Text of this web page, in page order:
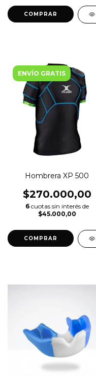
COMPRAR
ENVÍO GRATIS
Hombrera XP 500
$270.000,00
6 cuotas sin interés de
$45.000,00
COMPRAR